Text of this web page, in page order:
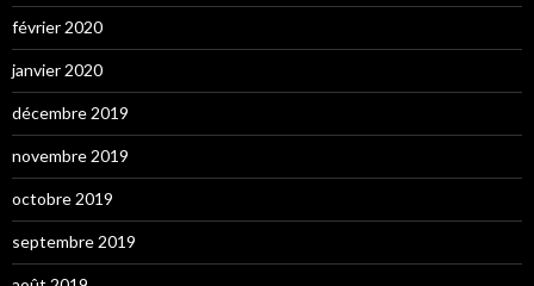
février 2020
janvier 2020
décembre 2019
novembre 2019
octobre 2019
septembre 2019